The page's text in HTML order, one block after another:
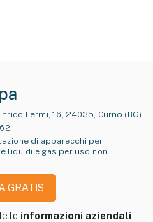
Fermi, 16, 24035, Curno (BG)
di apparecchi per
liquidi e gas per uso non
GRATIS
le informazioni aziendali